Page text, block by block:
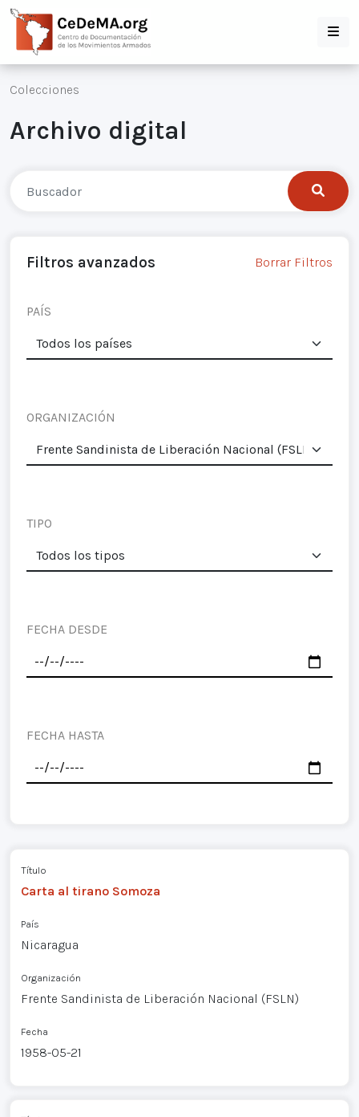
Colecciones
Archivo digital
Filtros avanzados Borrar Filtros
PAÍS
ORGANIZACIÓN
TIPO
FECHA DESDE
FECHA HASTA
Título
Carta al tirano Somoza
País
Nicaragua
Organización
Frente Sandinista de Liberación Nacional (FSLN)
Fecha
1958-05-21